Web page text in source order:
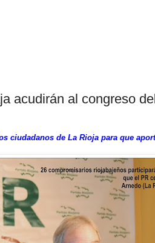
acudirán al congreso
ciudadanos de La Rioja para que